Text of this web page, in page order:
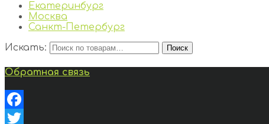
Екатеринбург
Москва
Санкт-Петербург
Искать:
Поиск
Обратная связь
Facebook